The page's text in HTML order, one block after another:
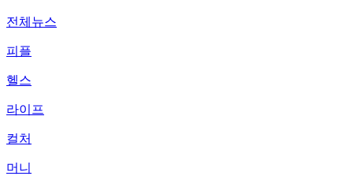
전체뉴스
피플
헬스
라이프
컬처
머니